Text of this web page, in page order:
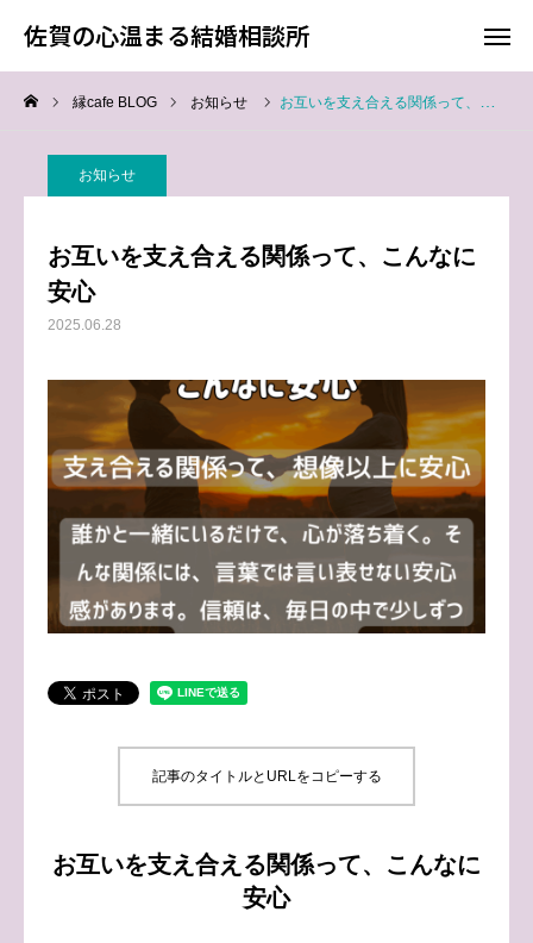
佐賀の心温まる結婚相談所
縁cafe BLOG お知らせ お互いを支え合える関係って、こんなに安心
お知らせ
お互いを支え合える関係って、こんなに
安心
2025.06.28
記事のタイトルとURLをコピーする
お互いを支え合える関係って、こんなに
安心
佐賀の心温まる結婚相談所
料金
TOP
成婚までの流れ
会員様からの喜びの声
よくあるご質問
ブログ
お問い合わせ